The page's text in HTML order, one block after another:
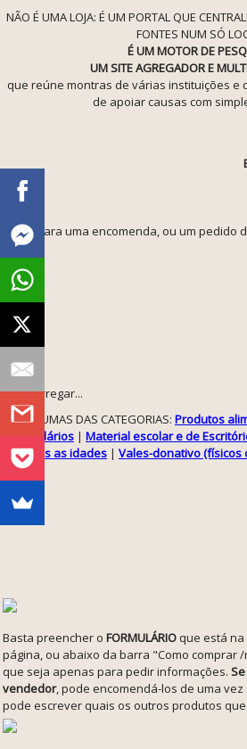
NÃO É UMA LOJA: É UM PORTAL QUE
FONTES NUM SÓ
É UM MOTOR DE
UM SITE AGREGADOR E
que reúne montras de várias instituições e
de apoiar causas com
(seja para uma encomenda, ou um
A carregar...
ALGUMAS DAS CATEGORIAS: Produtos
Solidários | Material escolar e de
todas as idades | Vales-donativo (físicos
Basta preencher o FORMULÁRIOque está
página, ou abaixo da barra "Como comprar
que seja apenas para pedir informações.
vendedor, pode encomendá-los de uma
pode escrever quais os outros produtos